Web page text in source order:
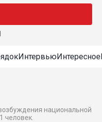
ИнтервьюИнтересное
национальной
человек.